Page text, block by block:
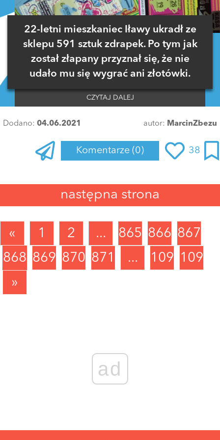
22-letni mieszkaniec Iławy ukradł ze
sklepu 591 sztuk zdrapek. Po tym jak
został złapany przyznał się, że nie
udało mu się wygrać ani złotówki.
CZYTAJ DALEJ
Dodano: 04.06.2021 autor: MarcinZbezu
Komentarze (0) 38
następna strona
« 1 2 ... 865 866 867
868 869 870 871 ... 10901091
»
ad